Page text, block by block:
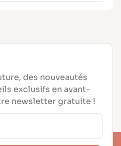
des nouveautés
exclusifs en avant-
newsletter gratuite !